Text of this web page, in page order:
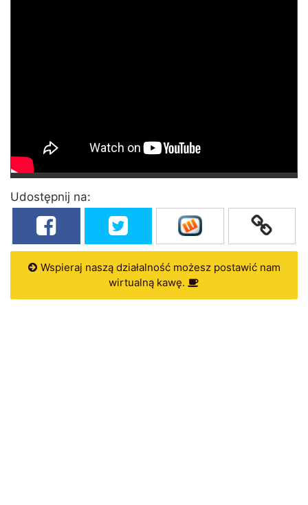
Udostępnij na:
Wspieraj naszą działalność możesz postawić nam
wirtualną kawę.